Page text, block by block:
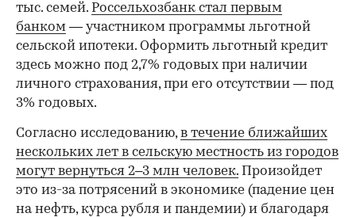
тыс. семей. Россельхозбанк стал первым
банком — участником программы льготной
сельской ипотеки. Оформить льготный кредит
здесь можно под 2,7% годовых при наличии
личного страхования, при его отсутствии — под
3% годовых.
Согласно исследованию,в течение ближайших
нескольких лет в сельскую местность из городов
могут вернуться 2–3 млн человек. Произойдет
это из-за потрясений в экономике (падение цен
на нефть, курса рубля и пандемии) и благодаря